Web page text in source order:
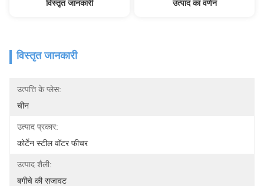
विस्तृत जानकारी उत्पाद का वर्णन
विस्तृत जानकारी
उत्पत्ति के प्लेस:
चीन
उत्पाद प्रकार:
कोर्टेन स्टील वॉटर फीचर
उत्पाद शैली:
बगीचे की सजावट